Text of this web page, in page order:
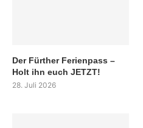
Der Fürther Ferienpass –
Holt ihn euch JETZT!
28. Juli 2026